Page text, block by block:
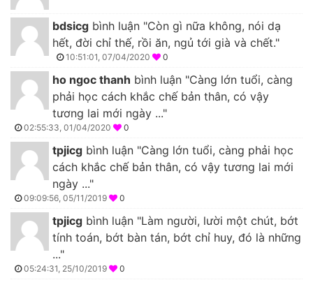
bdsicg bình luận "Còn gì nữa không, nói dạ
hết, đời chỉ thế, rồi ăn, ngủ tới già và chết."
10:51:01, 07/04/2020 0
ho ngoc thanh bình luận "Càng lớn tuổi, càng
phải học cách khắc chế bản thân, có vậy
tương lai mới ngày ..."
02:55:33, 01/04/2020 0
tpjicg bình luận "Càng lớn tuổi, càng phải học
cách khắc chế bản thân, có vậy tương lai mới
ngày ..."
09:09:56, 05/11/2019 0
tpjicg bình luận "Làm người, lười một chút, bớt
tính toán, bớt bàn tán, bớt chỉ huy, đó là những
..."
05:24:31, 25/10/2019 0